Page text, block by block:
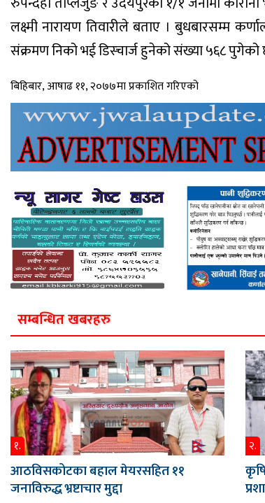
लक्ष्मी नारायण तिवारीले बताए । बुधबारसम्म
संक्रमण निको भई डिस्चार्ज हुनेको संख्या ५६८ पुगेको
बिहिबार, आषाढ ११, २०७७मा प्रकाशित गरिएको
सम्बन्धित खबरहरु
१.
आठविसकोटका बहाल मेयरसहित ११
जनाविरुद्ध भ्रष्टाचार मुद्दा
२.